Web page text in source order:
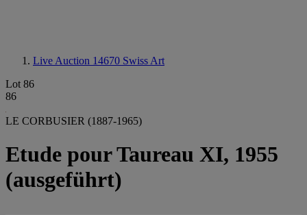
Live Auction 14670 Swiss Art
Lot 86
86
LE CORBUSIER (1887-1965)
Etude pour Taureau XI, 1955
(ausgeführt)